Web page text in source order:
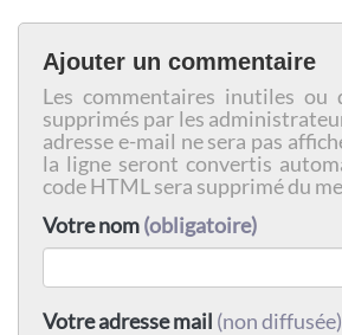
Ajouter un commentaire
Les commentaires inutiles ou
supprimés par les
adresse e-mail ne sera pas
la ligne seront convertis
code HTML sera supprimé du
Votre nom(obligatoire)
Votre adresse mail (non diffusée)